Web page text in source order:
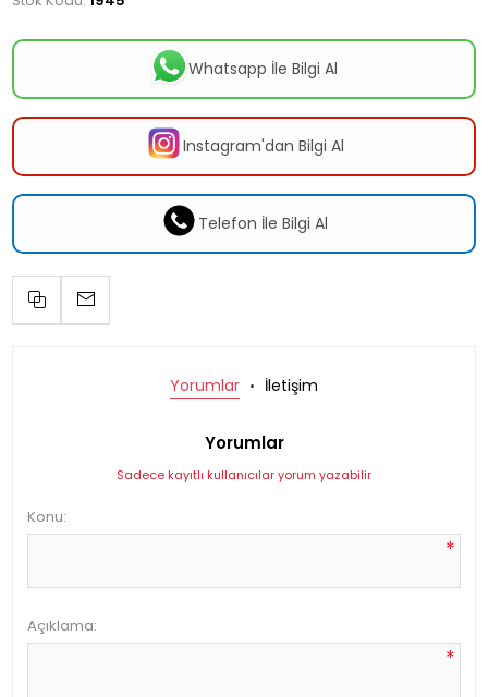
Whatsapp İle Bilgi Al
Instagram'dan Bilgi Al
Telefon İle Bilgi Al
Yorumlar İletişim
Yorumlar
Sadece kayıtlı kullanıcılar yorum yazabilir
Konu:
*
Açıklama:
*